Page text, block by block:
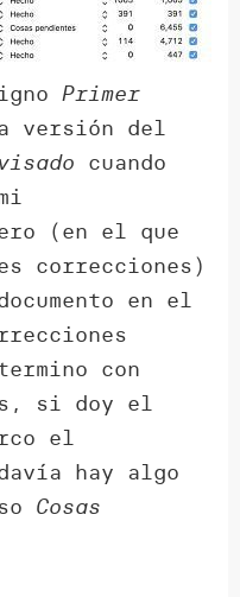
Primer
versión del
cuando
(en el que
correcciones)
en el
con
si doy el
el
hay algo
Cosas